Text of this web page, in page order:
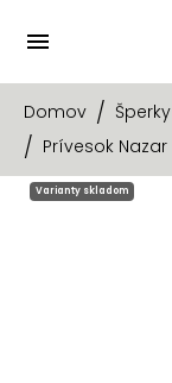
Domov Šperky
Prívesok Nazar
Varianty skladom